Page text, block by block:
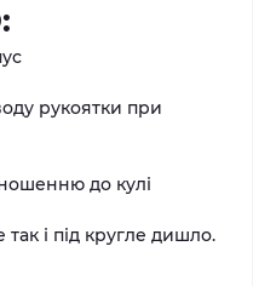
рукоятки при
до кулі
і під кругле дишло.